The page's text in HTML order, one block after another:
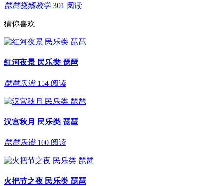
琵琶视频教学 301 阅读
猜你喜欢
红河夜景 民乐类 琵琶
琵琶乐谱 154 阅读
汉宫秋月 民乐类 琵琶
琵琶乐谱 100 阅读
火把节之夜 民乐类 琵琶